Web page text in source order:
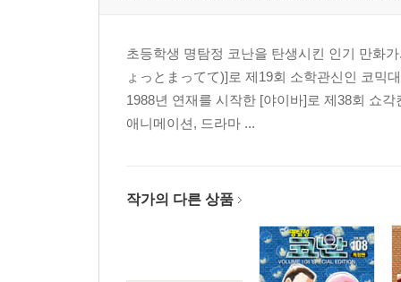
초등학생 명탐정 코난을 탄생시킨 인기 만화
ょっとまってて)]로 제19회 소학관신인 코믹
1988년 연재를 시작한 [야이바]로 제38회 쇼
애니메이션, 드라마 ...
작가의 다른 상품